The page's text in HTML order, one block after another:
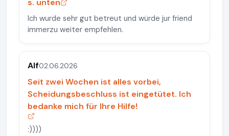
s. unten
Ich wurde sehr gut betreut und würde jur friend
immerzu weiter empfehlen.
Alf02.06.2026
Seit zwei Wochen ist alles vorbei,
Scheidungsbeschluss ist eingetütet. Ich
bedanke mich für Ihre Hilfe!
:))))